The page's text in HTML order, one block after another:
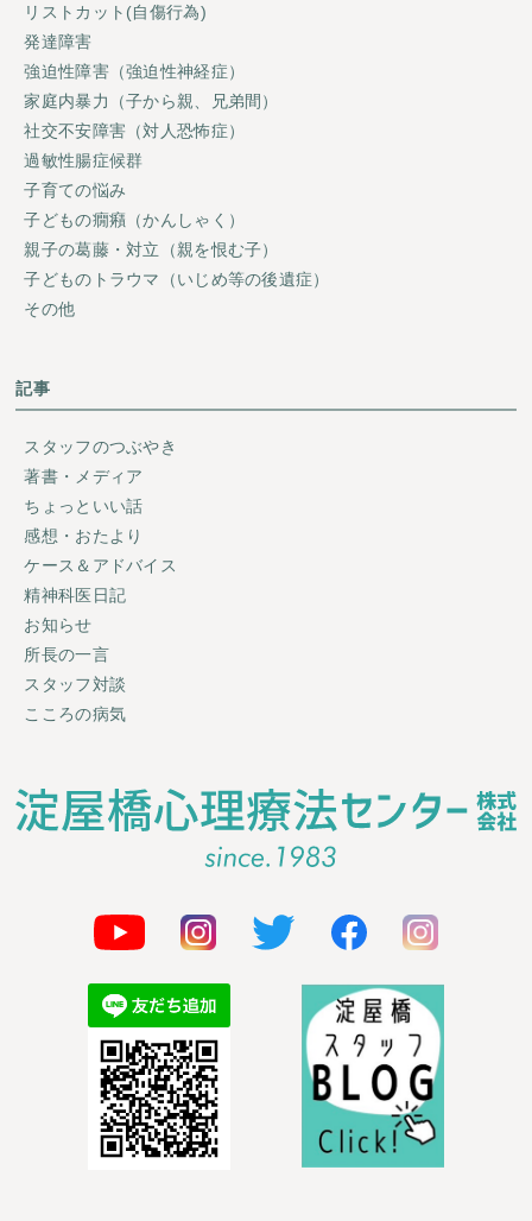
リストカット(自傷行為)
発達障害
強迫性障害（強迫性神経症）
家庭内暴力（子から親、兄弟間）
社交不安障害（対人恐怖症）
過敏性腸症候群
子育ての悩み
子どもの癇癪（かんしゃく）
親子の葛藤・対立（親を恨む子）
子どものトラウマ（いじめ等の後遺症）
その他
記事
スタッフのつぶやき
著書・メディア
ちょっといい話
感想・おたより
ケース＆アドバイス
精神科医日記
お知らせ
所長の一言
スタッフ対談
こころの病気